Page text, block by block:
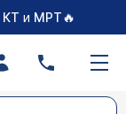
КТ и МРТ🔥